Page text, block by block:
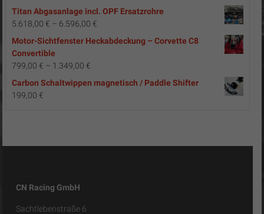
Preis
2.790,00 €
Preis
Titan Abgasanlage incl. OPF Ersatzrohre
5.618,00 € – 6.596,00 €
Motor-Sichtfenster Heckabdeckung – Corvette C8
Convertible
799,00 € – 1.349,00 €
Carbon Schaltwippen magnetisch / Paddle Shifter
199,00 €
CN Racing GmbH
Sachtlebenstraße 6